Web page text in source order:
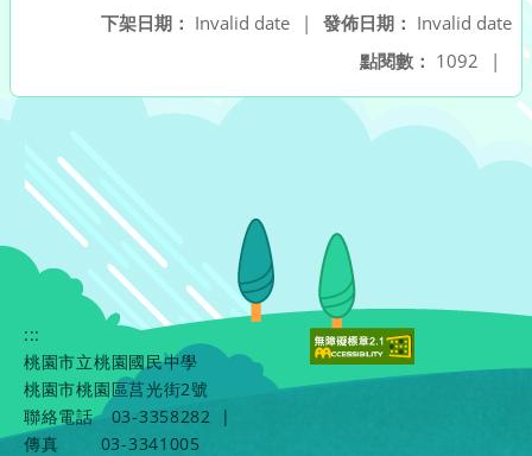
發佈日期： Invalid date
下架日期： Invalid date
|
點閱數： 1092 |
:::
桃園市立桃園國民中學
桃園市桃園區莒光街2號
聯絡電話
03-3358282
|
傳真
03-3341005